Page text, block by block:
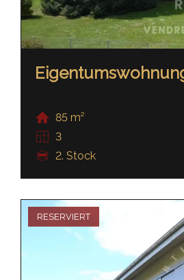
85 m²
3
2. Stock
RESERVIERT